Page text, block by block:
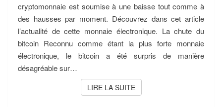
cryptomonnaie est soumise à une baisse tout comme à
des hausses par moment. Découvrez dans cet article
l’actualité de cette monnaie électronique. La chute du
bitcoin Reconnu comme étant la plus forte monnaie
électronique, le bitcoin a été surpris de manière
désagréable sur…
LIRE LA SUITELIRE LA SUITE